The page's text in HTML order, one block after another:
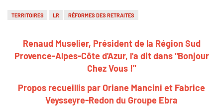
TERRITOIRES LR RÉFORMES DES RETRAITES
Renaud Muselier, Président de la Région Sud
Provence-Alpes-Côte d'Azur, l'a dit dans "Bonjour
Chez Vous !"
Propos recueillis par Oriane Mancini et Fabrice
Veysseyre-Redon du Groupe Ebra